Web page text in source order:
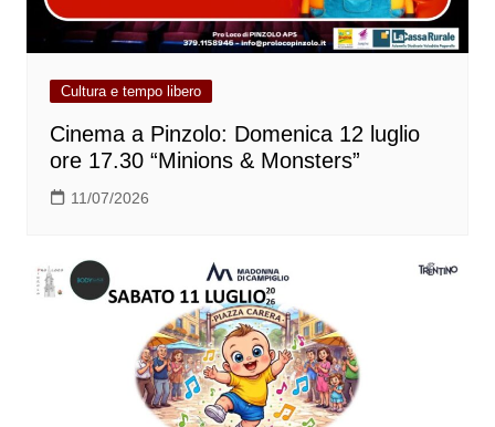
Cultura e tempo libero
Cinema a Pinzolo: Domenica 12 luglio
ore 17.30 “Minions & Monsters”
11/07/2026